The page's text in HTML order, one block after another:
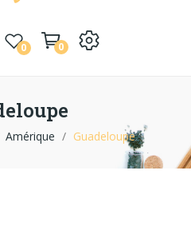
0 0
Amérique Guadeloupe